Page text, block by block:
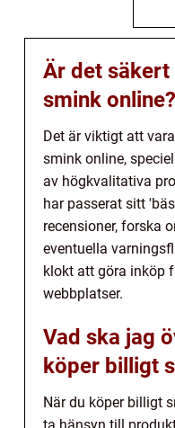
Är det
smink online?
Det är viktigt att
smink online,
av högkvalitativa
har passerat sitt
recensioner, forska
eventuella
klokt att göra inköp
webbplatser.
Vad ska jag
köper billigt
När du köper billigt